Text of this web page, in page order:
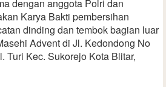
dengan anggota Polri dan
Karya Bakti pembersihan
dinding dan tembok bagian luar
Advent di Jl. Kedondong No
Turi Kec. Sukorejo Kota Blitar,